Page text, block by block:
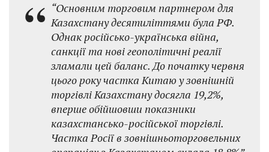
“Основним торговим партнером для
Казахстану десятиліттями була РФ.
Однак російсько-українська війна,
санкції та нові геополітичні реалії
зламали цей баланс. До початку червня
цього року частка Китаю у зовнішній
торгівлі Казахстану досягла 19,2%,
вперше обійшовши показники
казахстансько-російської торгівлі.
Частка Росії в зовнішньоторговельних